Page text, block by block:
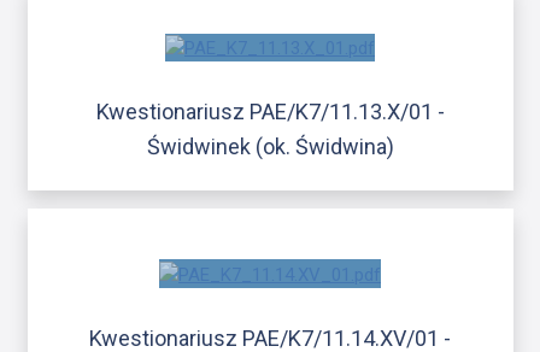
Kwestionariusz PAE/K7/11.13.X/01 -
Świdwinek (ok. Świdwina)
Kwestionariusz PAE/K7/11.14.XV/01 -